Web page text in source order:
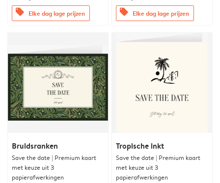
offers Elke dag lage prijzen offers Elke dag lage prijzen
Bruidsranken
Save the date | Premium kaart
met keuze uit 3
papierafwerkingen
Tropische inkt
Save the date | Premium kaart
met keuze uit 3
papierafwerkingen